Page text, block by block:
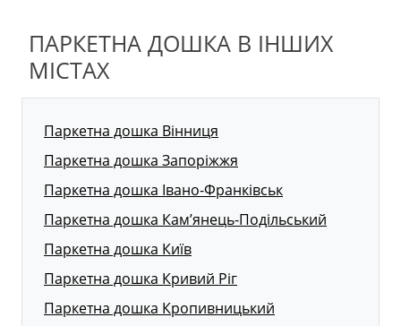
ПАРКЕТНА ДОШКА В ІНШИХ
МІСТАХ
Паркетна дошка Вінниця
Паркетна дошка Запоріжжя
Паркетна дошка Івано-Франківськ
Паркетна дошка Кам’янець-Подільський
Паркетна дошка Київ
Паркетна дошка Кривий Ріг
Паркетна дошка Кропивницький